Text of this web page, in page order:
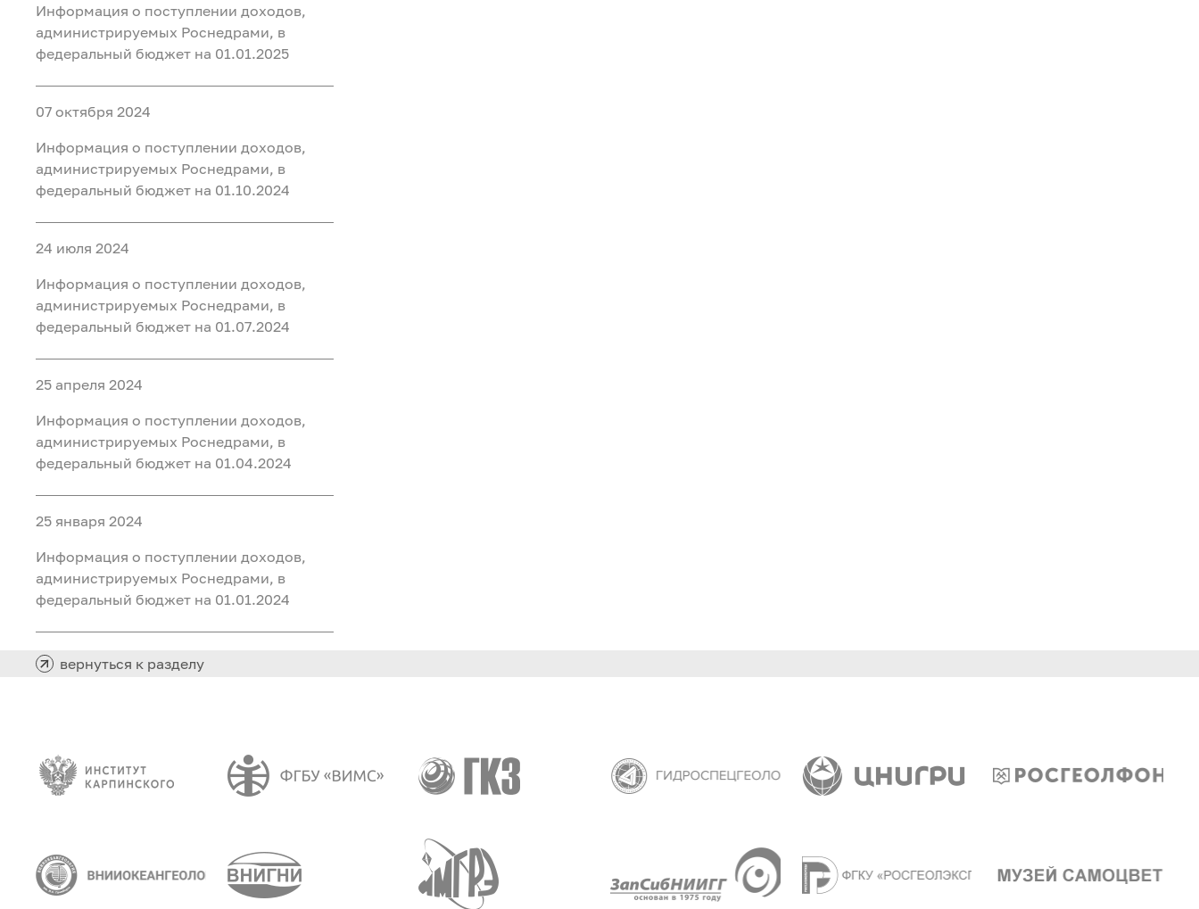
Информация о поступлении доходов,
администрируемых Роснедрами, в
федеральный бюджет на 01.01.2025
07 октября 2024
Информация о поступлении доходов,
администрируемых Роснедрами, в
федеральный бюджет на 01.10.2024
24 июля 2024
Информация о поступлении доходов,
администрируемых Роснедрами, в
федеральный бюджет на 01.07.2024
25 апреля 2024
Информация о поступлении доходов,
администрируемых Роснедрами, в
федеральный бюджет на 01.04.2024
25 января 2024
Информация о поступлении доходов,
администрируемых Роснедрами, в
федеральный бюджет на 01.01.2024
вернуться к разделу